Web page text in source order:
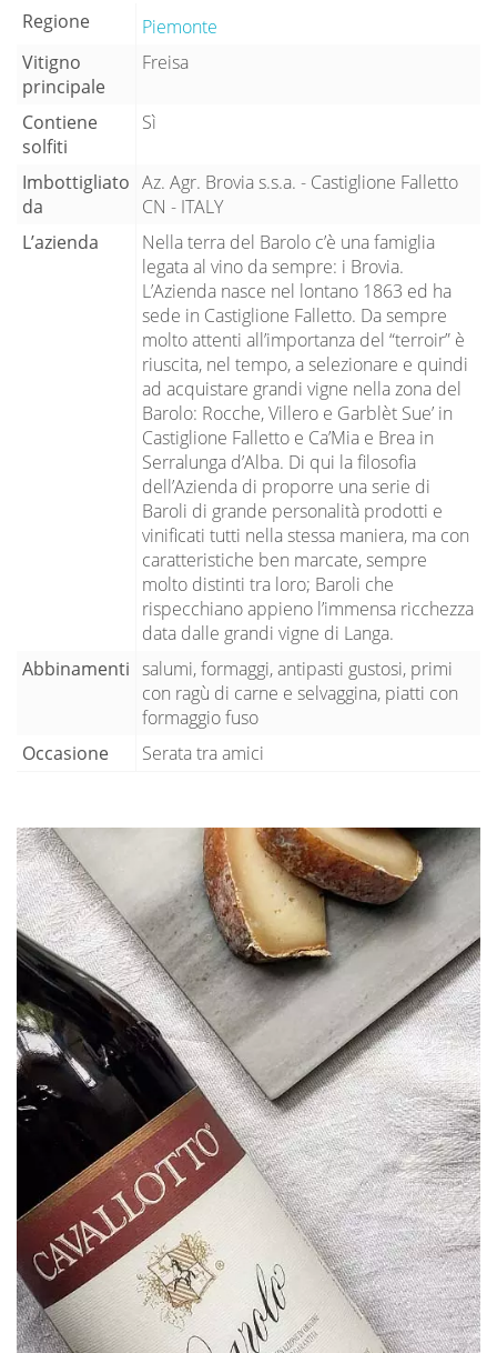
Regione
Piemonte
Vitigno
principale
Freisa
Contiene
solfiti
Sì
Imbottigliato
da
Az. Agr. Brovia s.s.a. - Castiglione Falletto
CN - ITALY
L’azienda
Nella terra del Barolo c’è una famiglia
legata al vino da sempre: i Brovia.
L’Azienda nasce nel lontano 1863 ed ha
sede in Castiglione Falletto. Da sempre
molto attenti all’importanza del “terroir” è
riuscita, nel tempo, a selezionare e quindi
ad acquistare grandi vigne nella zona del
Barolo: Rocche, Villero e Garblèt Sue’ in
Castiglione Falletto e Ca’Mia e Brea in
Serralunga d’Alba. Di qui la filosofia
dell’Azienda di proporre una serie di
Baroli di grande personalità prodotti e
vinificati tutti nella stessa maniera, ma con
caratteristiche ben marcate, sempre
molto distinti tra loro; Baroli che
rispecchiano appieno l’immensa ricchezza
data dalle grandi vigne di Langa.
Abbinamenti salumi, formaggi, antipasti gustosi, primi
con ragù di carne e selvaggina, piatti con
formaggio fuso
Occasione
Serata tra amici